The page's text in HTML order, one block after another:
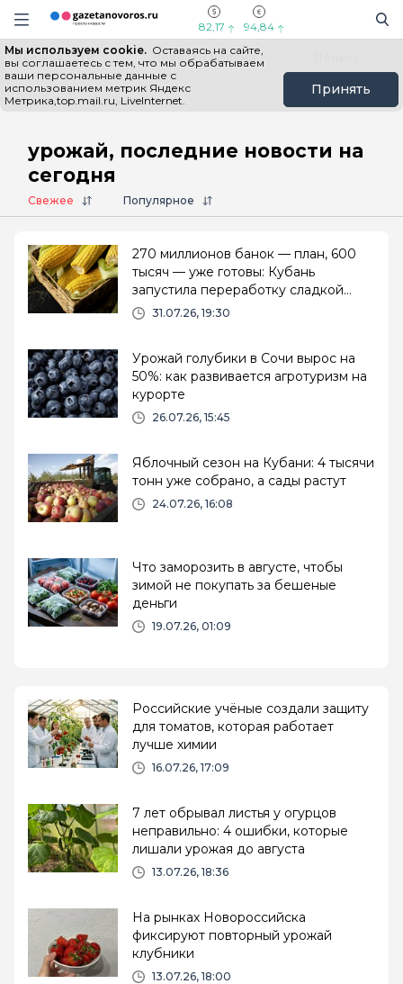
Информационный портал "ГазетаНоворос.ру"
Навигация сайта
82,17 94,84
Мы используем cookie. Оставаясь на сайте,
вы соглашаетесь с тем, что мы обрабатываем
ваши персональные данные с
использованием метрик Яндекс
Метрика,top.mail.ru, LiveInternet.
Принять
Все новости Новости России
Главная # урожай
урожай, последние новости на
сегодня
Свежее Популярное
270 миллионов банок — план, 600
тысяч — уже готовы: Кубань
запустила переработку сладкой
кукурузы
31.07.26, 19:30
Урожай голубики в Сочи вырос на
50%: как развивается агротуризм на
курорте
26.07.26, 15:45
Яблочный сезон на Кубани: 4 тысячи
тонн уже собрано, а сады растут
24.07.26, 16:08
Что заморозить в августе, чтобы
зимой не покупать за бешеные
деньги
19.07.26, 01:09
Российские учёные создали защиту
для томатов, которая работает
лучше химии
16.07.26, 17:09
7 лет обрывал листья у огурцов
неправильно: 4 ошибки, которые
лишали урожая до августа
13.07.26, 18:36
На рынках Новороссийска
фиксируют повторный урожай
клубники
13.07.26, 18:00